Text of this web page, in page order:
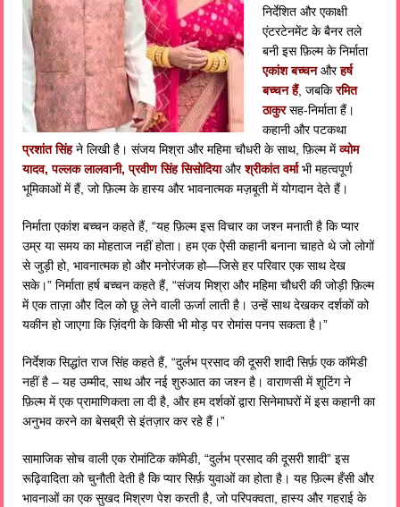
निर्देशित और एकाक्षी
एंटरटेनमेंट के बैनर तले
बनी इस फ़िल्म के निर्माता
एकांश बच्चनऔरहर्ष
बच्चन हैं, जबकिरमित
ठाकुर सह-निर्माता हैं।
कहानी और पटकथा
प्रशांत सिंहने लिखी है। संजय मिश्रा और महिमा चौधरी के साथ, फ़िल्म मेंव्योम
यादव, पल्लक लालवानी, प्रवीण सिंह सिसोदियाऔरश्रीकांत वर्माभी महत्वपूर्ण
भूमिकाओं में हैं, जो फ़िल्म के हास्य और भावनात्मक मज़बूती में योगदान देते हैं।
निर्माता एकांश बच्चन कहते हैं, “यह फ़िल्म इस विचार का जश्न मनाती है कि प्यार
उम्र या समय का मोहताज नहीं होता। हम एक ऐसी कहानी बनाना चाहते थे जो लोगों
से जुड़ी हो, भावनात्मक हो और मनोरंजक हो—जिसे हर परिवार एक साथ देख
सके।” निर्माता हर्ष बच्चन कहते हैं, “संजय मिश्रा और महिमा चौधरी की जोड़ी फ़िल्म
में एक ताज़ा और दिल को छू लेने वाली ऊर्जा लाती है। उन्हें साथ देखकर दर्शकों को
यकीन हो जाएगा कि ज़िंदगी के किसी भी मोड़ पर रोमांस पनप सकता है।”
निर्देशक सिद्धांत राज सिंह कहते हैं, “दुर्लभ प्रसाद की दूसरी शादी सिर्फ़ एक कॉमेडी
नहीं है – यह उम्मीद, साथ और नई शुरुआत का जश्न है। वाराणसी में शूटिंग ने
फ़िल्म में एक प्रामाणिकता ला दी है, और हम दर्शकों द्वारा सिनेमाघरों में इस कहानी का
अनुभव करने का बेसब्री से इंतज़ार कर रहे हैं।”
सामाजिक सोच वाली एक रोमांटिक कॉमेडी, “दुर्लभ प्रसाद की दूसरी शादी” इस
रूढ़िवादिता को चुनौती देती है कि प्यार सिर्फ़ युवाओं का होता है। यह फ़िल्म हँसी और
भावनाओं का एक सुखद मिश्रण पेश करती है, जो परिपक्वता, हास्य और गहराई के